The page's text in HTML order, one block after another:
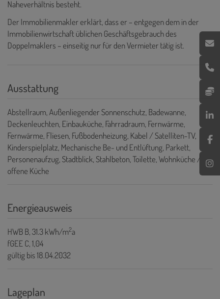
Naheverhältnis besteht.
Der Immobilienmakler erklärt, dass er – entgegen dem in der
Immobilienwirtschaft üblichen Geschäftsgebrauch des
Doppelmaklers – einseitig nur für den Vermieter tätig ist.
Ausstattung
Abstellraum Außenliegender Sonnenschutz Badewanne
Deckenleuchten Einbauküche Fahrradraum Fernwärme
Fernwärme Fliesen Fußbodenheizung Kabel / Satelliten-TV
Kinderspielplatz Mechanische Be- und Entlüftung Parkett
Personenaufzug Stadtblick Stahlbeton Toilette Wohnküche /
offene Küche
Energieausweis
HWBB, 31.3 kWh/m2a
fGEE C, 1,04
gültig bis18.04.2032
Lageplan